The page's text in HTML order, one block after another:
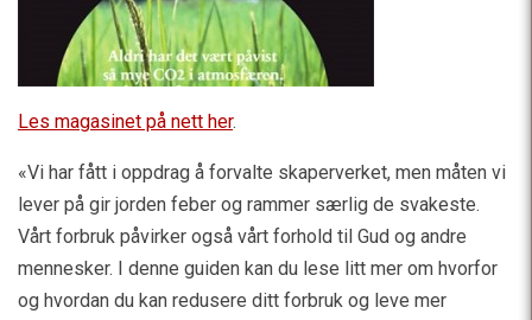
Les magasinet på nett her.
«Vi har fått i oppdrag å forvalte skaperverket, men måten vi
lever på gir jorden feber og rammer særlig de svakeste.
Vårt forbruk påvirker også vårt forhold til Gud og andre
mennesker. I denne guiden kan du lese litt mer om hvorfor
og hvordan du kan redusere ditt forbruk og leve mer